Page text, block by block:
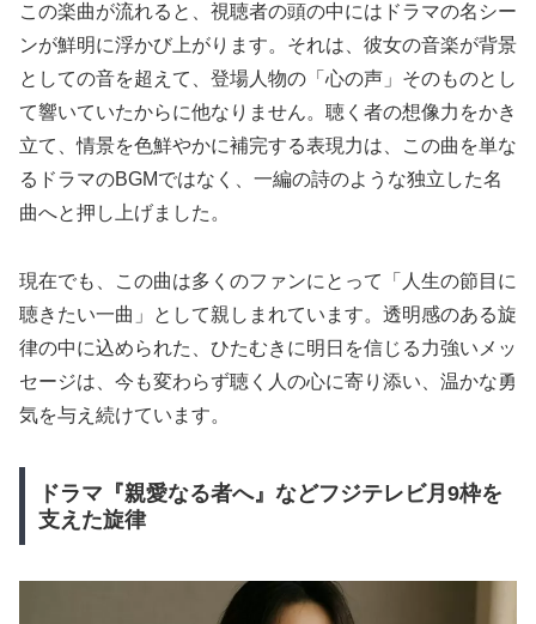
この楽曲が流れると、視聴者の頭の中にはドラマの名シー
ンが鮮明に浮かび上がります。それは、彼女の音楽が背景
としての音を超えて、登場人物の「心の声」そのものとし
て響いていたからに他なりません。聴く者の想像力をかき
立て、情景を色鮮やかに補完する表現力は、この曲を単な
るドラマのBGMではなく、一編の詩のような独立した名
曲へと押し上げました。
現在でも、この曲は多くのファンにとって「人生の節目に
聴きたい一曲」として親しまれています。透明感のある旋
律の中に込められた、ひたむきに明日を信じる力強いメッ
セージは、今も変わらず聴く人の心に寄り添い、温かな勇
気を与え続けています。
ドラマ『親愛なる者へ』などフジテレビ月9枠を
支えた旋律